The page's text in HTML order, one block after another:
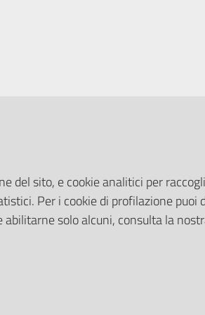
Gare e Appalti
Richiesta Patrocinio
del sito, e cookie analitici per
Per i cookie di profilazione puoi
solo alcuni, consulta la